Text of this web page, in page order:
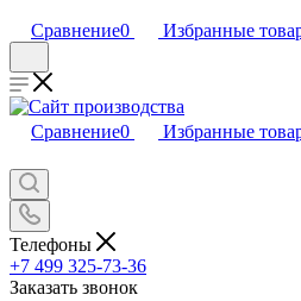
Сравнение0 Избранные
Сравнение0 Избранные
Телефоны
+7 499 325-73-36
Заказать звонок